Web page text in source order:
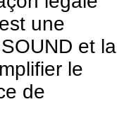
est une
et la
le
de